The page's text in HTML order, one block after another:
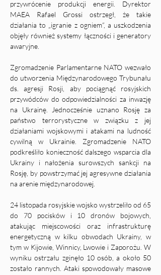
przywrócenie produkcji energii. Dyrektor
MAEA Rafael Grossi ostrzegł, że takie
działania to „igranie z ogniem”, a uszkodzenia
objęły również systemy łączności i generatory
awaryjne.
Zgromadzenie Parlamentarne NATO wezwało
do utworzenia Międzynarodowego Trybunału
ds. agresji Rosji, aby pociągnąć rosyjskich
przywódców do odpowiedzialności za inwazję
na Ukrainę. Jednocześnie uznano Rosję za
państwo terrorystyczne w związku z jej
działaniami wojskowymi i atakami na ludność
cywilną w Ukrainie. Zgromadzenie NATO
podkreśliło konieczność dalszego wsparcia dla
Ukrainy i nałożenia surowszych sankcji na
Rosję, by powstrzymać jej agresywne działania
na arenie międzynarodowej.
24 listopada rosyjskie wojsko wystrzeliło od 65
do 70 pocisków i 10 dronów bojowych,
atakując miejscowości oraz infrastrukturę
energetyczną w kilku obwodach Ukrainy, w
tym w Kijowie, Winnicy, Lwowie i Zaporożu. W
wyniku ostrzału zginęło 10 osób, a około 50
zostało rannych. Ataki spowodowały masowe